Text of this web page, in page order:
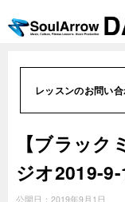
レッスンのお問い
【ブラッ
ジオ2019-
公開日： 2019年9月1日